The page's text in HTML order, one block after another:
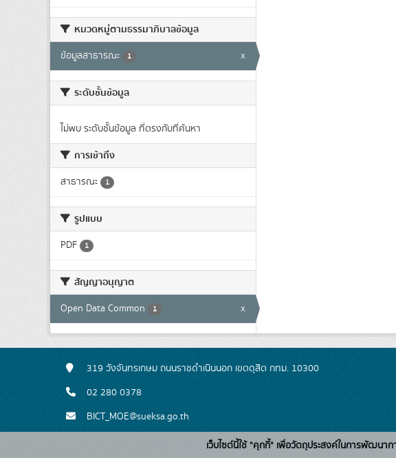
หมวดหมู่ตามธรรมาภิบาลข้อมูล
ข้อมูลสาธารณะ 1 x
ระดับชั้นข้อมูล
ไม่พบ ระดับชั้นข้อมูล ที่ตรงกับที่ค้นหา
การเข้าถึง
สาธารณะ 1
รูปแบบ
PDF 1
สัญญาอนุญาต
Open Data Common 1 x
319 วังจันทรเกษม ถนนราชดำเนินนอก เขตดุสิต กทม. 10300
02 280 0378
BICT_MOE@sueksa.go.th
เว็บไซต์นี้ใช้ "คุกกี้" เพื่อวัตถุประสงค์ในการพัฒนา